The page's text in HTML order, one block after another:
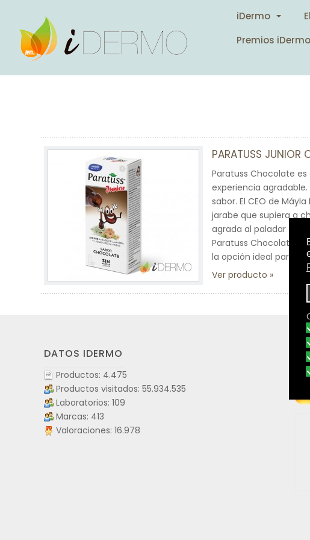
iDermo
Premios iDermo
PARATUSS JUNIOR
Paratuss Chocolate
experiencia
sabor. El CEO de
jarabe que supiera a
agrada al paladar de
Paratuss Chocolate
la opción ideal para
Ver producto
DATOS IDERMO
Productos: 4.475
Productos visitados: 55.934.535
Laboratorios: 109
Marcas: 413
Valoraciones: 16.978